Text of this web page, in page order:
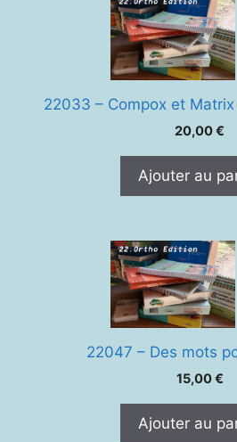
22033 – Compox et
20,00€
Ajouter au
22047 – Des mots
15,00€
Ajouter au